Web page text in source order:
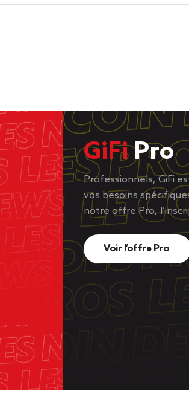
GiFiPro
Professionnels, GiFi
vos besoins
notre offre Pro,
Voir l’offre Pro